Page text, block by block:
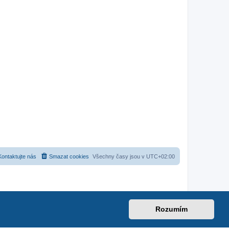
Rozumím
Všechny časy jsou v UTC+02:00
Smazat cookies
nás